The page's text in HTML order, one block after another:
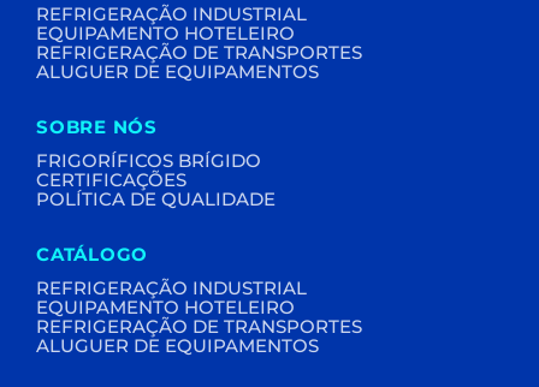
REFRIGERAÇÃO INDUSTRIAL
EQUIPAMENTO HOTELEIRO
REFRIGERAÇÃO DE TRANSPORTES
ALUGUER DE EQUIPAMENTOS
SOBRE NÓS
FRIGORÍFICOS BRÍGIDO
CERTIFICAÇÕES
POLÍTICA DE QUALIDADE
CATÁLOGO
REFRIGERAÇÃO INDUSTRIAL
EQUIPAMENTO HOTELEIRO
REFRIGERAÇÃO DE TRANSPORTES
ALUGUER DE EQUIPAMENTOS